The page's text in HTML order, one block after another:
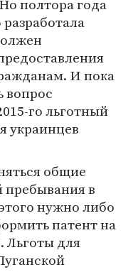
полтора года
разработала
И пока
вопрос
го льготный
украинцев
общие
пребывания в
нужно либо
патент на
Льготы для